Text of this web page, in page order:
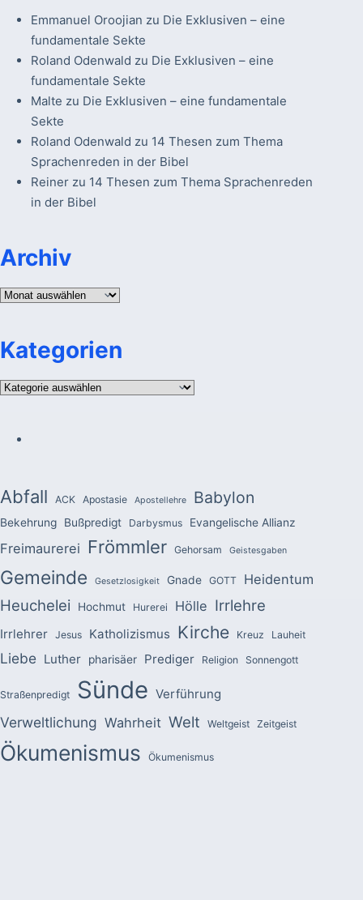
Emmanuel Oroojian zu Die Exklusiven – eine
fundamentale Sekte
Roland Odenwald zu Die Exklusiven – eine
fundamentale Sekte
Malte zu Die Exklusiven – eine fundamentale
Sekte
Roland Odenwald zu 14 Thesen zum Thema
Sprachenreden in der Bibel
Reinerzu 14 Thesen zum Thema Sprachenreden
in der Bibel
Archiv
Archiv
Kategorien
Kategorien
Abfall ACK Apostasie Apostellehre Babylon
Bekehrung Bußpredigt Darbysmus Evangelische Allianz
Freimaurerei Frömmler Gehorsam Geistesgaben
Gemeinde Gesetzlosigkeit Gnade GOTT Heidentum
Heuchelei Hochmut Hurerei Hölle Irrlehre
Irrlehrer Jesus Katholizismus Kirche Kreuz Lauheit
Liebe Luther pharisäer Prediger Religion Sonnengott
Straßenpredigt Sünde Verführung
Verweltlichung Wahrheit Welt Weltgeist Zeitgeist
Ökumenismus Ökumenismus